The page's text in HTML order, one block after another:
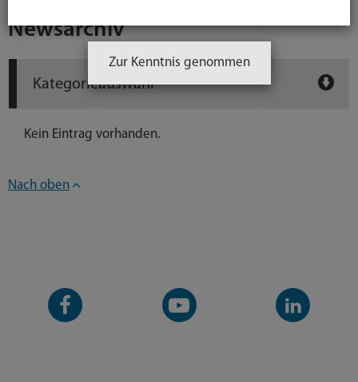
Newsarchiv
Kategorieauswahl
Kein Eintrag vorhanden.
Nach oben
Facebook-
Seite
YouTube-
Kanal
LinkedIn-
Kanal
Zur Kenntnis genommen